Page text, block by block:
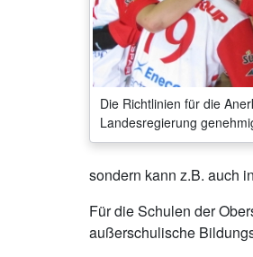
Die Richtlinien für die
Landesregierung
sondern kann z.B. auch
Für die Schulen der
außerschulische